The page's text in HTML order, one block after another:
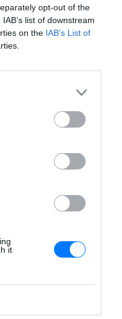
opt-out of the
list of downstream
on the IAB’s List of
it
Νέο χωροταξικό για
αλλαγές σε Airbnb,
ΘΕΜΑΤΑ
Ο μοναδικός